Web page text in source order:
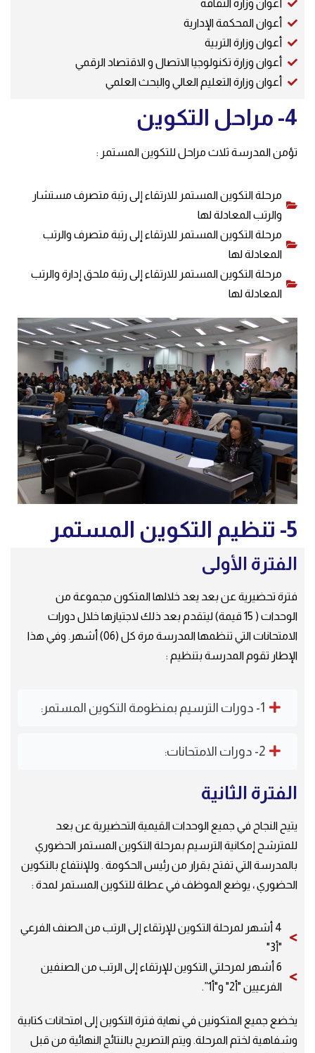
أعوان وزارة الثقافة
أعوان المحكمة الإدارية
أعوان وزارة التربية
أعوان وزارة تكنولوجيا الاتصال و الاقتصاد الرقمي
أعوان وزارة التعليم العالي والبحث العلمي
4- مراحل التكوين
تؤمن المدرسة ثلاث مراحل للتكوين المستمر :
مرحلة التكوين المستمر للارتقاء إلى رتبة متصرف مستشار
والرتب المعادلة لها
مرحلة التكوين المستمر للارتقاء إلى رتبة متصرف والرتب
المعادلة لها
مرحلة التكوين المستمر للارتقاء إلى رتبة ملحق إدارة والرتب
المعادلة لها
5- تنظيم التكوين المستمر
الفترة الأولى
فترة تحضيرية عن بعد يعد خلالها المتكون مجموعة من
الوحدات ( 15 قيمة) ليتقدم بعد ذلك لاجتيازها خلال دورات
الامتحانات التي تنظمها المدرسة مرة كل (06) أشهر. وفي هذا
الإطار تقوم المدرسة بتنظيم :
1- دورات الترسيم بمنظومة التكوين المستمر:
2- دورات الامتحانات:
الفترة الثانية
يتيح النجاح في جميع الوحدات القيمية التحضيرية عن بعد
للمترشح إمكانية الترسيم بمرحلة التكوين المستمر الحضوري
بالمدرسة التي تفتح بقرار من رئيس الحكومة . وللإنتفاع بالتكوين
الحضوري ، يوضع الموظف في عطلة للتكوين المستمر لمدة :
4 أشهر لمرحلة التكوين للإرتقاء إلى الرتب من الصنف الفرعي
"أ3"
6 أشهر لمرحلتي التكوين للإرتقاء إلى الرتب من الصنفين
الفرعيين "أ2" و"أ1”.
يخضع جميع المتكونين في نهاية فترة التكوين إلى امتحانات كتابية
وشفاهية لختم المرحلة. ويتم التصريح بالنتائج النهائية من قبل